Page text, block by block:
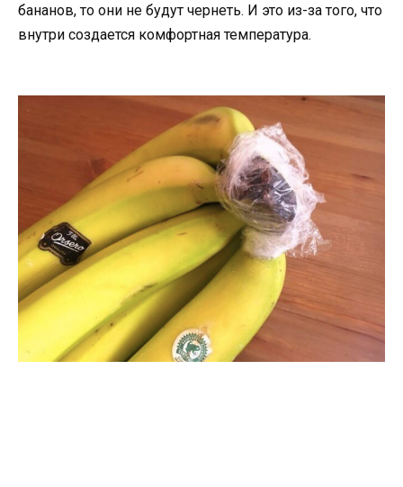
бананов, то они не будут чернеть. И это из-за того, что
внутри создается комфортная температура.